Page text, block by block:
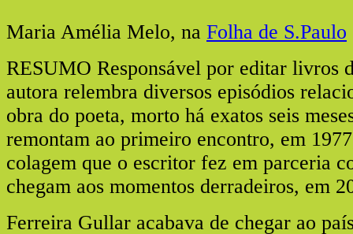
Maria Amélia Melo, na Folha de S.Paulo
RESUMO Responsável por editar livros
autora relembra diversos episódios
obra do poeta, morto há exatos seis
remontam ao primeiro encontro, em
colagem que o escritor fez em parceria
chegam aos momentos derradeiros, em
Ferreira Gullar acabava de chegar ao